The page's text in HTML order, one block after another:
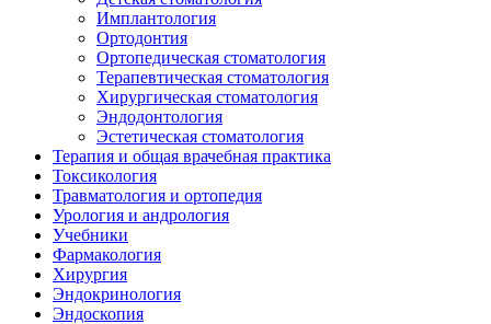
Имплантология
Ортодонтия
Ортопедическая стоматология
Терапевтическая стоматология
Хирургическая стоматология
Эндодонтология
Эстетическая стоматология
Терапия и общая врачебная практика
Токсикология
Травматология и ортопедия
Урология и андрология
Учебники
Фармакология
Хирургия
Эндокринология
Эндоскопия